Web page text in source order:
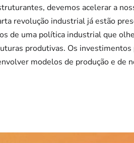
devemos acelerar a
revolução industrial já estão
de uma política industrial que
produtivas. Os
modelos de produção e de